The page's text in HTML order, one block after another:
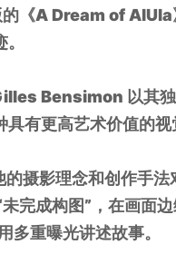
《A Dream of AlUla
Bensimon 以其
具有更高艺术价值的
摄影理念和创作手
完成构图”，在画面
多重曝光讲述故事。